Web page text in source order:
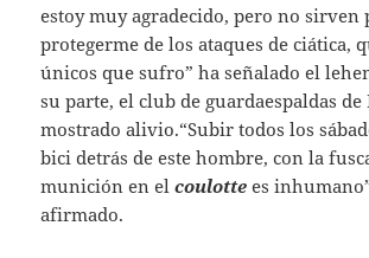
estoy muy agradecido, pero no sirven
protegerme de los ataques de ciática,
únicos que sufro” ha señalado el
su parte, el club de guardaespaldas
mostrado alivio.“Subir todos los
bici detrás de este hombre, con la
munición en elcoulotte es
afirmado.